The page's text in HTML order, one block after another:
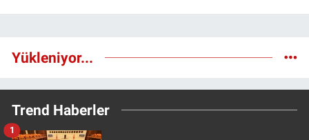
Yükleniyor...
Trend Haberler
1